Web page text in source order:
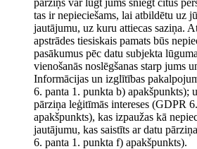
pārziņš var lūgt jums sniegt citus
tas ir nepieciešams, lai atbildētu uz
jautājumu, uz kuru attiecas saziņa.
apstrādes tiesiskais pamats būs
pasākumus pēc datu subjekta
vienošanās noslēgšanas starp jums
Informācijas un izglītības
6. panta 1. punkta b) apakšpunkts);
pārziņa leģitīmās intereses (GDPR
apakšpunkts), kas izpaužas kā
jautājumu, kas saistīts ar datu
6. panta 1. punkta f) apakšpunkts).